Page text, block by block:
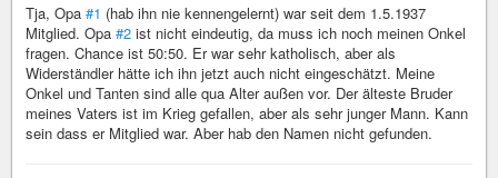
Tja, Opa #1 (hab ihn nie kennengelernt) war seit dem 1.5.1937
Mitglied. Opa #2 ist nicht eindeutig, da muss ich noch meinen Onkel
fragen. Chance ist 50:50. Er war sehr katholisch, aber als
Widerständler hätte ich ihn jetzt auch nicht eingeschätzt. Meine
Onkel und Tanten sind alle qua Alter außen vor. Der älteste Bruder
meines Vaters ist im Krieg gefallen, aber als sehr junger Mann. Kann
sein dass er Mitglied war. Aber hab den Namen nicht gefunden.